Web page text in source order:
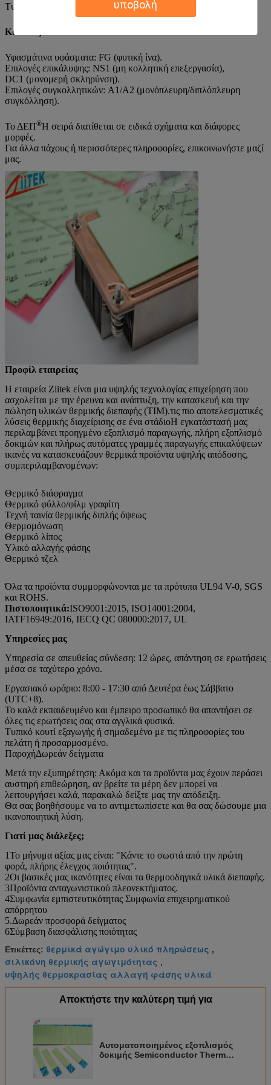
υποβολή
Τυποποιημένο μέγεθος: 16"X 16" (406 mmX406 mm)
Κώδικες συστατικών:
Υφασμάτινα υφάσματα: FG (φυτική ίνα).
Επιλογές επικάλυψης: NS1 (μη κολλητική επεξεργασία),
DC1 (μονομερή σκληρύνση).
Επιλογές συγκολλητικών: A1/A2 (μονόπλευρη/διπλόπλευρη
συγκόλληση).
Το ΔΕΠ®Η σειρά διατίθεται σε ειδικά σχήματα και διάφορες
μορφές.
Για άλλα πάχους ή περισσότερες πληροφορίες, επικοινωνήστε μαζί
μας.
Προφίλ εταιρείας
Η εταιρεία Ziitek είναι μια υψηλής τεχνολογίας επιχείρηση που
ασχολείται με την έρευνα και ανάπτυξη, την κατασκευή και την
πώληση υλικών θερμικής διεπαφής (TIM).τις πιο αποτελεσματικές
λύσεις θερμικής διαχείρισης σε ένα στάδιοΗ εγκατάστασή μας
περιλαμβάνει προηγμένο εξοπλισμό παραγωγής, πλήρη εξοπλισμό
δοκιμών και πλήρως αυτόματες γραμμές παραγωγής επικαλύψεων
ικανές να κατασκευάζουν θερμικά προϊόντα υψηλής απόδοσης,
συμπεριλαμβανομένων:
Θερμικό διάφραγμα
Θερμικό φύλλο/φίλμ γραφίτη
Τεχνή ταινία θερμικής διπλής όψεως
Θερμομόνωση
Θερμικό λίπος
Υλικό αλλαγής φάσης
Θερμικό τζελ
Όλα τα προϊόντα συμμορφώνονται με τα πρότυπα UL94 V-0, SGS
και ROHS.
Πιστοποιητικά:ISO9001:2015, ISO14001:2004,
IATF16949:2016, IECQ QC 080000:2017, UL
Υπηρεσίες μας
Υπηρεσία σε απευθείας σύνδεση: 12 ώρες, απάντηση σε ερωτήσεις
μέσα σε ταχύτερο χρόνο.
Εργασιακό ωράριο: 8:00 - 17:30 από Δευτέρα έως Σάββατο
(UTC+8).
Το καλά εκπαιδευμένο και έμπειρο προσωπικό θα απαντήσει σε
όλες τις ερωτήσεις σας στα αγγλικά φυσικά.
Τυπικό κουτί εξαγωγής ή σημαδεμένο με τις πληροφορίες του
πελάτη ή προσαρμοσμένο.
ΠαροχήΔωρεάν δείγματα
Μετά την εξυπηρέτηση: Ακόμα και τα προϊόντα μας έχουν περάσει
αυστηρή επιθεώρηση, αν βρείτε τα μέρη δεν μπορεί να
λειτουργήσει καλά, παρακαλώ δείξτε μας την απόδειξη.
Θα σας βοηθήσουμε να το αντιμετωπίσετε και θα σας δώσουμε μια
ικανοποιητική λύση.
Γιατί μας διάλεξες;
1Το μήνυμα αξίας μας είναι: "Κάντε το σωστά από την πρώτη
φορά, πλήρης έλεγχος ποιότητας".
2Οι βασικές μας ικανότητες είναι τα θερμοοδηγικά υλικά διεπαφής.
3Προϊόντα ανταγωνιστικού πλεονεκτήματος.
4Συμφωνία εμπιστευτικότητας Συμφωνία επιχειρηματικού
απόρρητου
5.Δωρεάν προσφορά δείγματος
6Σύμβαση διασφάλισης ποιότητας
Ετικέττες: θερμικά αγώγιμο υλικό πληρώσεως ,
σιλικόνη θερμικής αγωγιμότητας ,
υψηλής θερμοκρασίας αλλαγή φάσης υλικά
Αποκτήστε την καλύτερη τιμή για
Αυτοματοποιημένος εξοπλισμός
δοκιμής Semiconductor Thermal